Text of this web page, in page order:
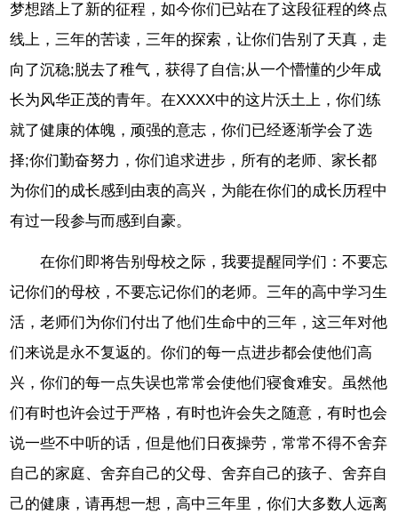
梦想踏上了新的征程，如今你们已站在了这段征程的终点
线上，三年的苦读，三年的探索，让你们告别了天真，走
向了沉稳;脱去了稚气，获得了自信;从一个懵懂的少年成
长为风华正茂的青年。在XXXX中的这片沃土上，你们练
就了健康的体魄，顽强的意志，你们已经逐渐学会了选
择;你们勤奋努力，你们追求进步，所有的老师、家长都
为你们的成长感到由衷的高兴，为能在你们的成长历程中
有过一段参与而感到自豪。
在你们即将告别母校之际，我要提醒同学们：不要忘
记你们的母校，不要忘记你们的老师。三年的高中学习生
活，老师们为你们付出了他们生命中的三年，这三年对他
们来说是永不复返的。你们的每一点进步都会使他们高
兴，你们的每一点失误也常常会使他们寝食难安。虽然他
们有时也许会过于严格，有时也许会失之随意，有时也会
说一些不中听的话，但是他们日夜操劳，常常不得不舍弃
自己的家庭、舍弃自己的父母、舍弃自己的孩子、舍弃自
己的健康，请再想一想，高中三年里，你们大多数人远离